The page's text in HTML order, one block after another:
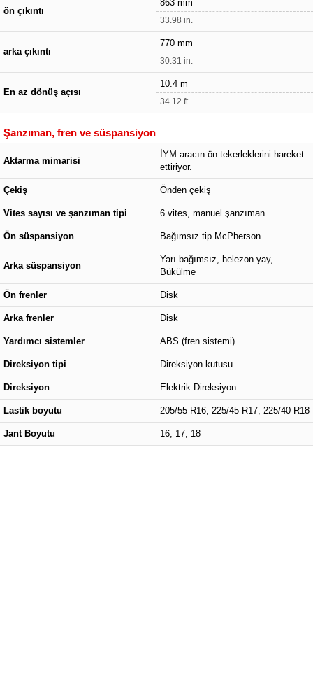
ön çıkıntı
863 mm
33.98 in.
arka çıkıntı
770 mm
30.31 in.
En az dönüş açısı
10.4 m
34.12 ft.
Şanzıman, fren ve süspansiyon
Aktarma mimarisi
İYM aracın ön tekerleklerini hareket
ettiriyor.
Çekiş Önden çekiş
Vites sayısı ve şanzıman tipi 6 vites, manuel şanzıman
Ön süspansiyon Bağımsız tip McPherson
Arka süspansiyon
Yarı bağımsız, helezon yay,
Bükülme
Ön frenler Disk
Arka frenler Disk
Yardımcı sistemler ABS (fren sistemi)
Direksiyon tipi Direksiyon kutusu
Direksiyon Elektrik Direksiyon
Lastik boyutu 205/55 R16; 225/45 R17; 225/40 R18
Jant Boyutu 16; 17; 18